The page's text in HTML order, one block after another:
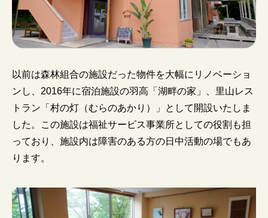
以前は森林組合の施設だった物件を大幅にリノベーショ
ンし、2016年に宿泊施設の羽高「湖畔の家」、里山レス
トラン「村の灯（むらのあかり）」として開設いたしま
した。この施設は福祉サービス事業所としての役割も担
っており、施設内は障害のある方の日中活動の場でもあ
ります。